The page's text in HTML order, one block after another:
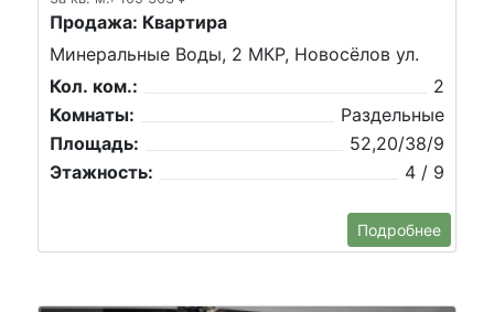
Продажа: Квартира
Минеральные Воды, 2 МКР, Новосёлов ул.
Кол. ком.:
2
Комнаты:
Раздельные
Площадь:
52,20/38/9
Этажность:
4 / 9
Подробнее